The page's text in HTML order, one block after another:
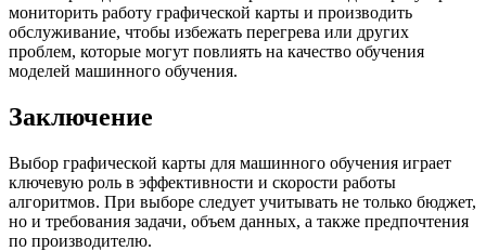
мониторить работу графической карты и производить
обслуживание, чтобы избежать перегрева или других
проблем, которые могут повлиять на качество обучения
моделей машинного обучения.
Заключение
Выбор графической карты для машинного обучения играет
ключевую роль в эффективности и скорости работы
алгоритмов. При выборе следует учитывать не только бюджет,
но и требования задачи, объем данных, а также предпочтения
по производителю.